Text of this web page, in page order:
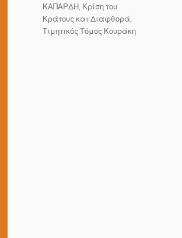
ΚΑΠΑΡΔΗ, Κρίση του
Κράτους και Διαφθορά,
Τιμητικός Τόμος Κουράκη